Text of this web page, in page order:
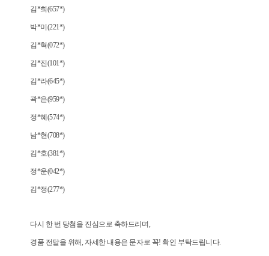
김*희(657*)
박*미(221*)
김*혁(072*)
김*진(101*)
김*라(645*)
곽*은(959*)
정*혜(574*)
남*현(708*)
김*호(381*)
정*운(042*)
김*정(277*)
다시 한 번 당첨을 진심으로 축하드리며,
경품 전달을 위해, 자세한 내용은 문자로 꼭! 확인 부탁드립니다.